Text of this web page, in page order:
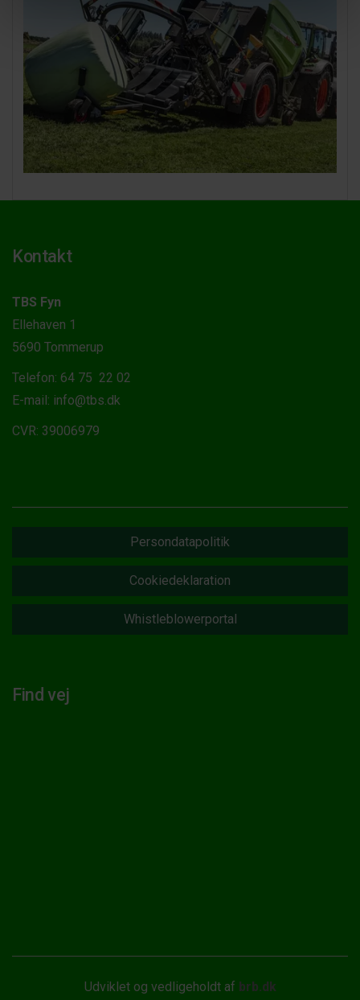
Kontakt
TBS Fyn
Ellehaven 1
5690 Tommerup
Telefon: 64 75 22 02
E-mail: info@tbs.dk
CVR: 39006979
Persondatapolitik
Cookiedeklaration
Whistleblowerportal
Find vej
Udviklet og vedligeholdt af brb.dk